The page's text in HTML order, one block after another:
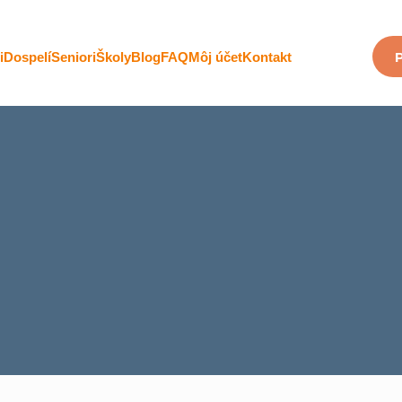
DospelíSenioriŠkolyBlogFAQMôj účetKontakt